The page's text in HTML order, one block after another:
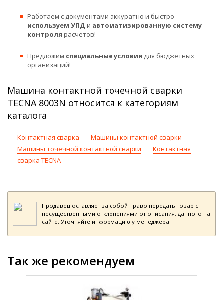
Работаем с документами аккуратно и быстро —
используем УПДи автоматизированную систему
контроля расчетов!
Предложим специальные условия для бюджетных
организаций!
Машина контактной точечной сварки
TECNA 8003N относится к категориям
каталога
Контактная сварка
Машины контактной сварки
Машины точечной контактной сварки
Контактная
сварка TECNA
Продавец оставляет за собой право передать товар с
несущественными отклонениями от описания, данного на
сайте. Уточняйте информацию у менеджера.
Так же рекомендуем